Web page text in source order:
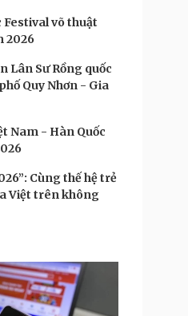
võ thuật
2026
Lân Sư Rồng quốc
Quy Nhơn - Gia
Nam - Hàn Quốc
Cùng thế hệ trẻ
Việt trên không